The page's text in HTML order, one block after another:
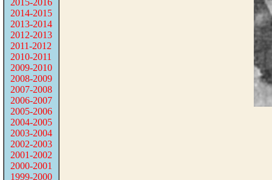
2015-2016
2014-2015
2013-2014
2012-2013
2011-2012
2010-2011
2009-2010
2008-2009
2007-2008
2006-2007
2005-2006
2004-2005
2003-2004
2002-2003
2001-2002
2000-2001
1999-2000